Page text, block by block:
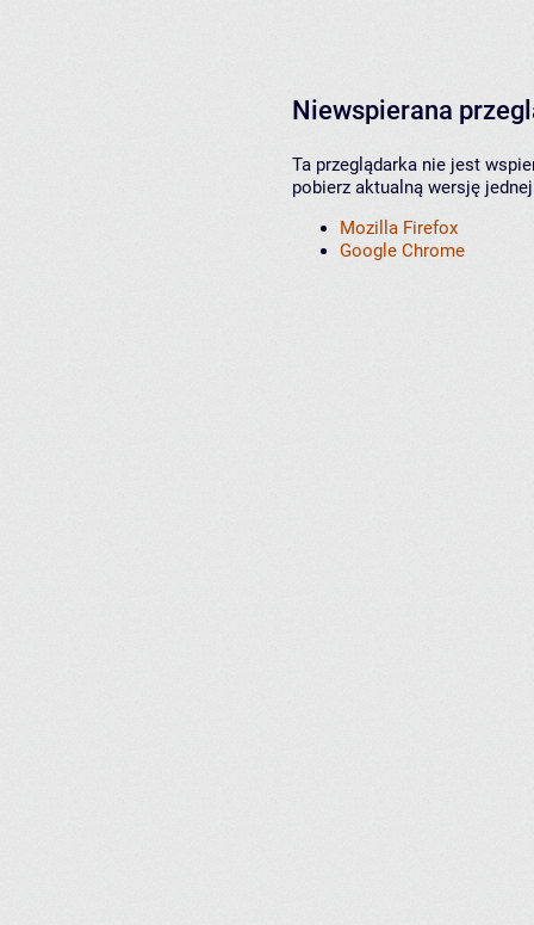
Niewspierana
Ta przeglądarka nie jest
pobierz aktualną wersję
Mozilla Firefox
Google Chrome